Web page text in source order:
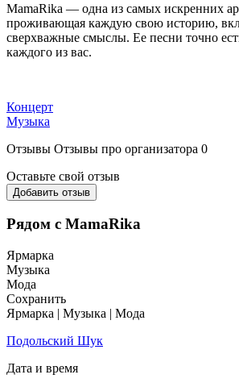
MamaRika — одна из самых искренних
проживающая каждую свою историю,
сверхважные смыслы. Ее песни точно
каждого из вас.
Концерт
Музыка
Отзывы Отзывы про организатора 0
Оставьте свой отзыв
Добавить отзыв
Рядом с MamaRika
Ярмарка
Музыка
Мода
Сохранить
Ярмарка | Музыка | Мода
Подольский Шук
Дата и время